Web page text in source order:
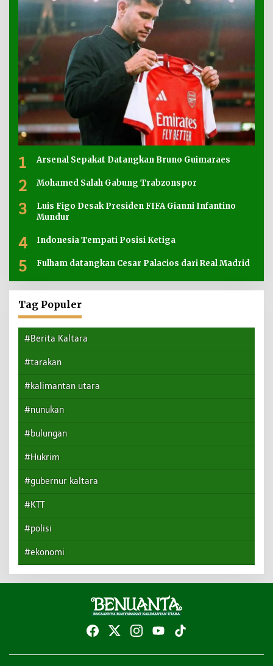
1 Arsenal Sepakat Datangkan Bruno Guimaraes
2 Mohamed Salah Gabung Trabzonspor
3
Luis Figo Desak Presiden FIFA Gianni Infantino
Mundur
4 Indonesia Tempati Posisi Ketiga
5 Fulham datangkan Cesar Palacios dari Real Madrid
Tag Populer
#Berita Kaltara
#tarakan
#kalimantan utara
#nunukan
#bulungan
#Hukrim
#gubernur kaltara
#KTT
#polisi
#ekonomi